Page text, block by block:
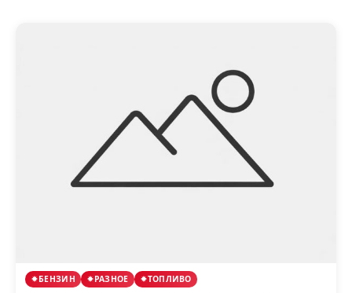
БЕНЗИН РАЗНОЕ ТОПЛИВО